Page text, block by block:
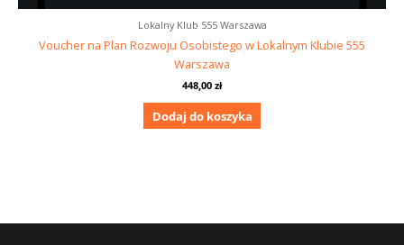
Lokalny Klub 555 Warszawa
Voucher na Plan Rozwoju Osobistego w Lokalnym Klubie 555
Warszawa
448,00 zł
Dodaj do koszyka